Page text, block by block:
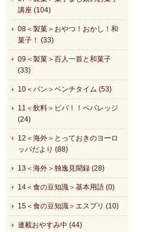
講座 (104)
08＜製菓＞おやつ！おかし！和
菓子！ (33)
09＜製菓＞百人一首と和菓子
(33)
10＜パン＞ベンチタイム (53)
11＜飲料＞ビバ！！ベバレッジ
(24)
12＜海外＞とっておきのヨーロ
ッパだより (88)
13＜海外＞独逸見聞録 (28)
14＜食の豆知識＞基本用語 (0)
15＜食の豆知識＞エスプリ (10)
連載おやすみ中 (44)